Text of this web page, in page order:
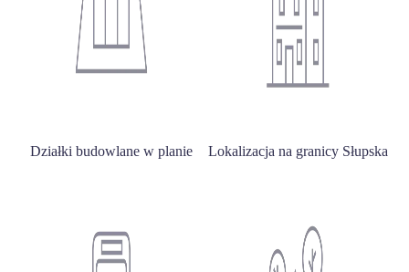
Działki budowlane w planie Lokalizacja na granicy Słupska